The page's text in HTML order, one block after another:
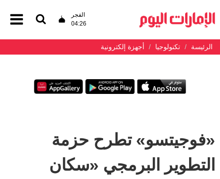
الفجر
04:26
الرئيسة تكنولوجيا أجهزة إلكترونية
«فوجيتسو» تطرح حزمة
التطوير البرمجي «سكان